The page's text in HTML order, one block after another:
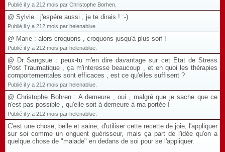
Publié il y a 212 mois par Christophe Borhen.
@ Sylvie : j'espére aussi , je te dirais ! :-)
Publié il y a 212 mois par helenablue.
@ Marie : alors croquons , croquons jusqu'à plus soif !
Publié il y a 212 mois par helenablue.
@ Dr Sangsue : peux-tu m'en dire davantage sur cet Etat de Stress
Post Traumatique , ça m'interesse beaucoup , et en quoi les thérapies
comportementales sont efficaces , est ce qu'elles suffisent ?
Publié il y a 212 mois par helenablue.
@ Christophe Bohren : A demeure , oui , malgré que je sache que ce
n'est pas possible , qu'elle soit à demeure à ma portée !
Publié il y a 212 mois par helenablue.
C'est une chose, belle et saine, d'utiliser cette recette de joie, l'appliquer
sur soi comme un onguent guérisseur, mais ça part de l'idée qu'on a
quelque chose de "malade" en dedans de soi pour se l'appliquer.